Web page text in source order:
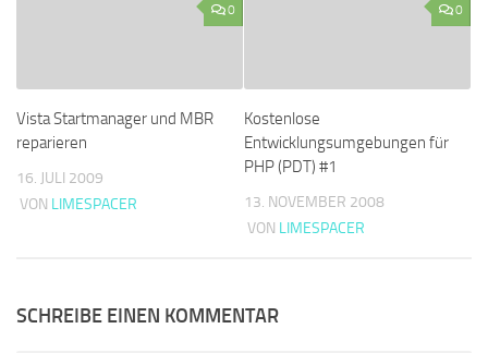
0
Vista Startmanager und MBR
reparieren
16. JULI 2009
VON LIMESPACER
0
Kostenlose
Entwicklungsumgebungen für
PHP (PDT) #1
13. NOVEMBER 2008
VON LIMESPACER
SCHREIBE EINEN KOMMENTAR